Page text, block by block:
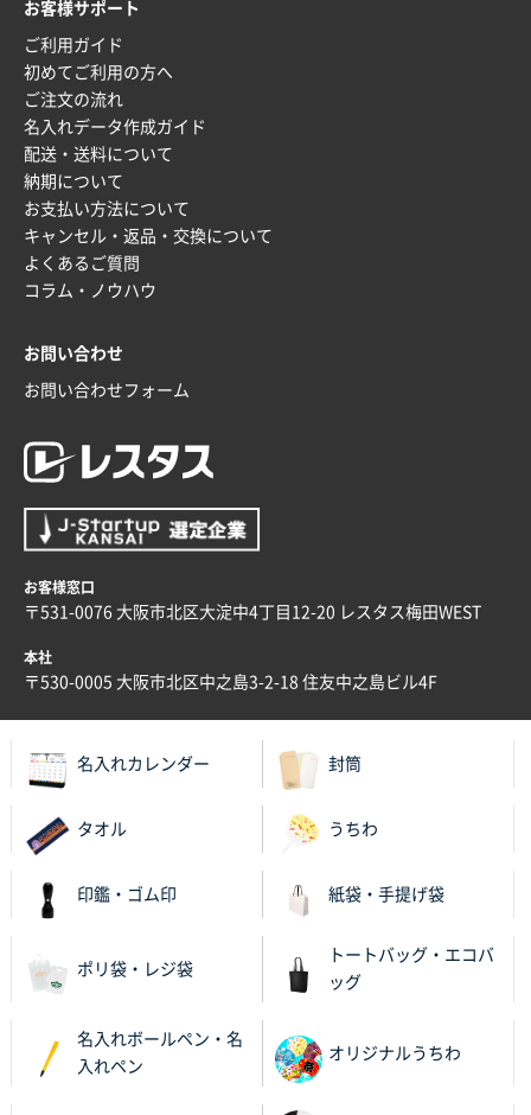
お客様サポート
ご利用ガイド
初めてご利用の方へ
ご注文の流れ
名入れデータ作成ガイド
配送・送料について
納期について
お支払い方法について
キャンセル・返品・交換について
よくあるご質問
コラム・ノウハウ
お問い合わせ
お問い合わせフォーム
お客様窓口
〒531-0076 大阪市北区大淀中4丁目12-20 レスタス梅田WEST
本社
〒530-0005 大阪市北区中之島3-2-18 住友中之島ビル4F
名入れカレンダー 封筒
タオル うちわ
印鑑・ゴム印 紙袋・手提げ袋
ポリ袋・レジ袋
トートバッグ・エコバ
ッグ
名入れボールペン・名
入れペン
オリジナルうちわ